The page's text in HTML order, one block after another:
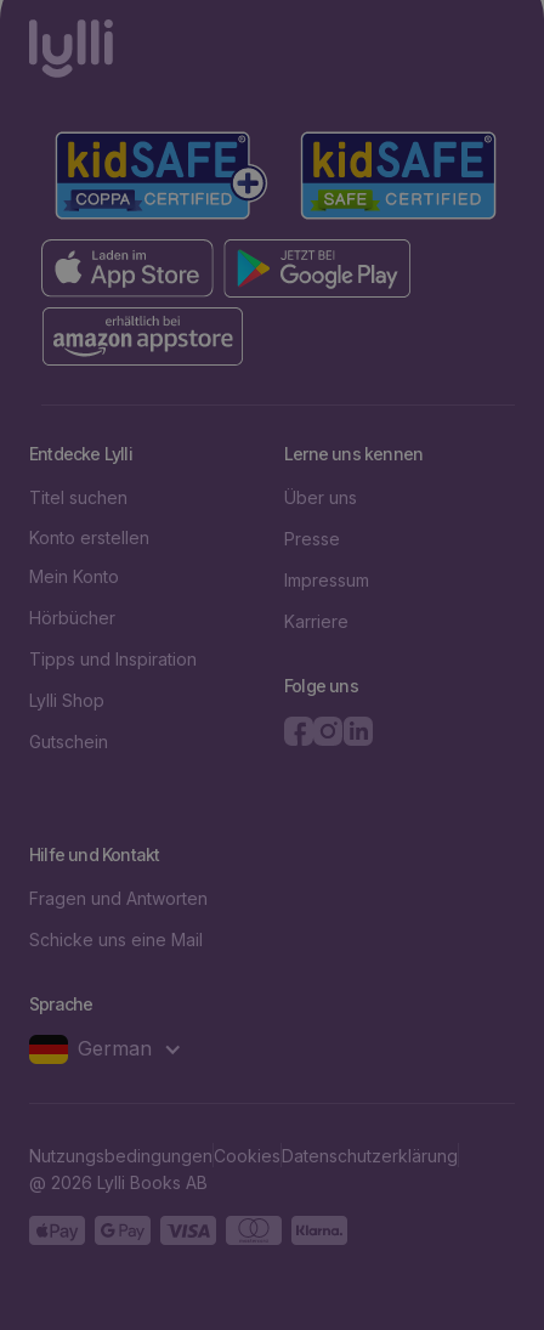
Entdecke Lylli
Titel suchen
Konto erstellen
Mein Konto
Hörbücher
Tipps und Inspiration
Lylli Shop
Gutschein
Lerne uns kennen
Über uns
Presse
Impressum
Karriere
Folge uns
Hilfe und Kontakt
Fragen und Antworten
Schicke uns eine Mail
Sprache
German
NutzungsbedingungenCookiesDatenschutzerklärung
@ 2026 Lylli Books AB